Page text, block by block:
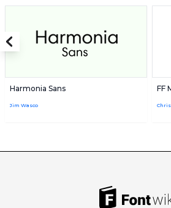
Harmonia Sans
Jim Wasco
FF